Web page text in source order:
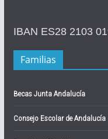
IBAN ES28 2103
Familias
Becas Junta Andalucía
Consejo Escolar de Andalucía